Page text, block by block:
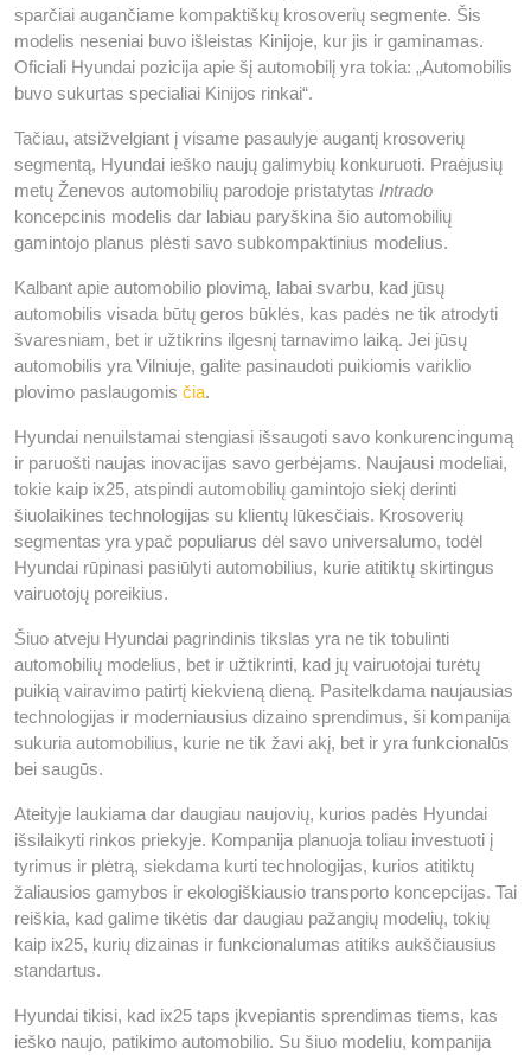
sparčiai augančiame kompaktiškų krosoverių segmente. Šis
modelis neseniai buvo išleistas Kinijoje, kur jis ir gaminamas.
Oficiali Hyundai pozicija apie šį automobilį yra tokia: „Automobilis
buvo sukurtas specialiai Kinijos rinkai“.
Tačiau, atsižvelgiant į visame pasaulyje augantį krosoverių
segmentą, Hyundai ieško naujų galimybių konkuruoti. Praėjusių
metų Ženevos automobilių parodoje pristatytas Intrado
koncepcinis modelis dar labiau paryškina šio automobilių
gamintojo planus plėsti savo subkompaktinius modelius.
Kalbant apie automobilio plovimą, labai svarbu, kad jūsų
automobilis visada būtų geros būklės, kas padės ne tik atrodyti
švaresniam, bet ir užtikrins ilgesnį tarnavimo laiką. Jei jūsų
automobilis yra Vilniuje, galite pasinaudoti puikiomis variklio
plovimo paslaugomis čia.
Hyundai nenuilstamai stengiasi išsaugoti savo konkurencingumą
ir paruošti naujas inovacijas savo gerbėjams. Naujausi modeliai,
tokie kaip ix25, atspindi automobilių gamintojo siekį derinti
šiuolaikines technologijas su klientų lūkesčiais. Krosoverių
segmentas yra ypač populiarus dėl savo universalumo, todėl
Hyundai rūpinasi pasiūlyti automobilius, kurie atitiktų skirtingus
vairuotojų poreikius.
Šiuo atveju Hyundai pagrindinis tikslas yra ne tik tobulinti
automobilių modelius, bet ir užtikrinti, kad jų vairuotojai turėtų
puikią vairavimo patirtį kiekvieną dieną. Pasitelkdama naujausias
technologijas ir moderniausius dizaino sprendimus, ši kompanija
sukuria automobilius, kurie ne tik žavi akį, bet ir yra funkcionalūs
bei saugūs.
Ateityje laukiama dar daugiau naujovių, kurios padės Hyundai
išsilaikyti rinkos priekyje. Kompanija planuoja toliau investuoti į
tyrimus ir plėtrą, siekdama kurti technologijas, kurios atitiktų
žaliausios gamybos ir ekologiškiausio transporto koncepcijas. Tai
reiškia, kad galime tikėtis dar daugiau pažangių modelių, tokių
kaip ix25, kurių dizainas ir funkcionalumas atitiks aukščiausius
standartus.
Hyundai tikisi, kad ix25 taps įkvepiantis sprendimas tiems, kas
ieško naujo, patikimo automobilio. Su šiuo modeliu, kompanija